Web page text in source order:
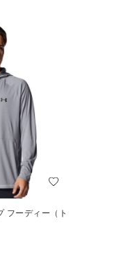
フーディー（ト